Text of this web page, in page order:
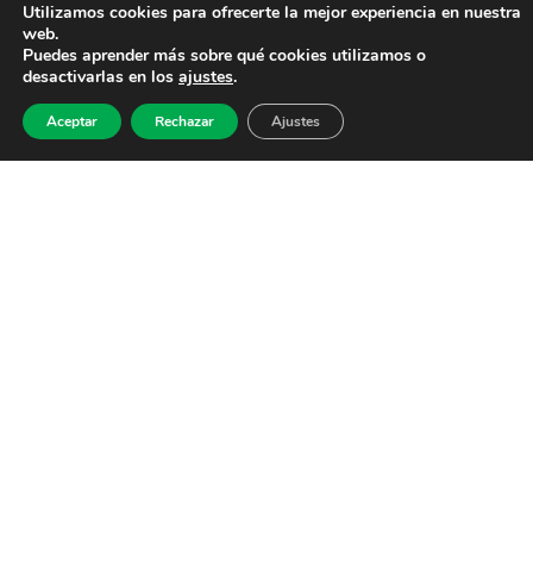
Utilizamos cookies para ofrecerte la mejor experiencia en nuestra
web.
Puedes aprender más sobre qué cookies utilizamos o
desactivarlas en los ajustes.
Aceptar Rechazar Ajustes